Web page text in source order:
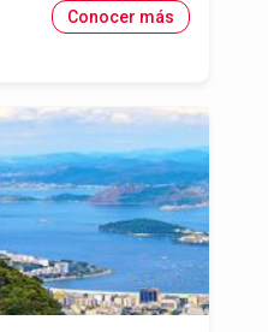
Conocer más